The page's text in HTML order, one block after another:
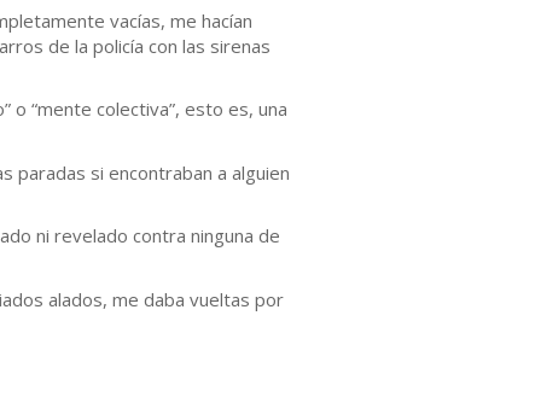
vacías, me hacían
de la policía con las sirenas
“mente colectiva”, esto es, una
paradas si encontraban a alguien
ni revelado contra ninguna de
alados, me daba vueltas por